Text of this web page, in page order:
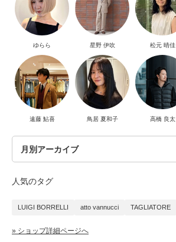
ゆらら 星野 伊吹 松元 晴佳
遠藤 鮎喜 鳥居 夏和子 高橋 良太
人気のタグ
LUIGI BORRELLI atto vannucci TAGLIATORE
» ショップ詳細ページへ